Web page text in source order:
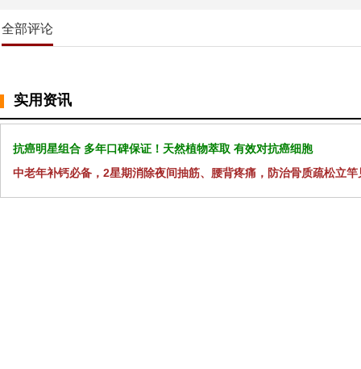
全部评论
实用资讯
抗癌明星组合 多年口碑保证！天然植物萃取 有效对抗癌细胞
中老年补钙必备，2星期消除夜间抽筋、腰背疼痛，防治骨质疏松立竿